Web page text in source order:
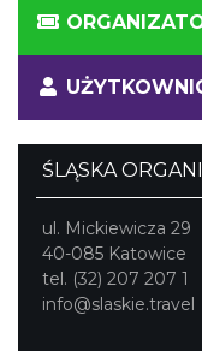
ŚLĄSKA
ul. Mickiewicza 29
40-085 Katowice
tel. (32) 207 207 1
info@slaskie.travel